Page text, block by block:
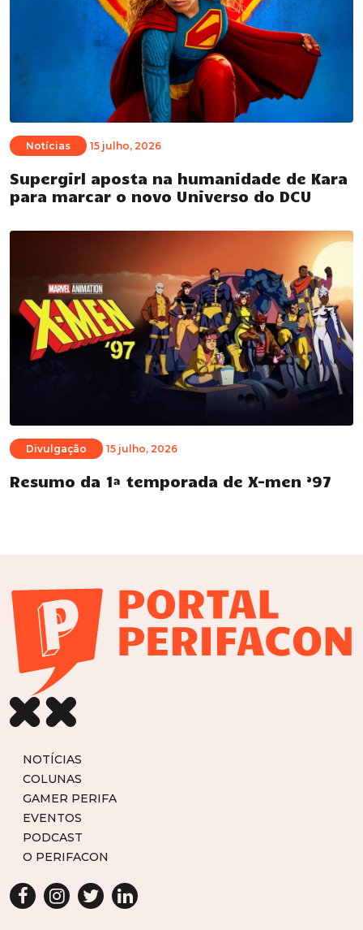
Notícias 15 julho, 2026
Supergirl aposta na humanidade de Kara
para marcar o novo Universo do DCU
Divulgação 15 julho, 2026
Resumo da 1ª temporada de X-men ’97
NOTÍCIAS
COLUNAS
GAMER PERIFA
EVENTOS
PODCAST
O PERIFACON